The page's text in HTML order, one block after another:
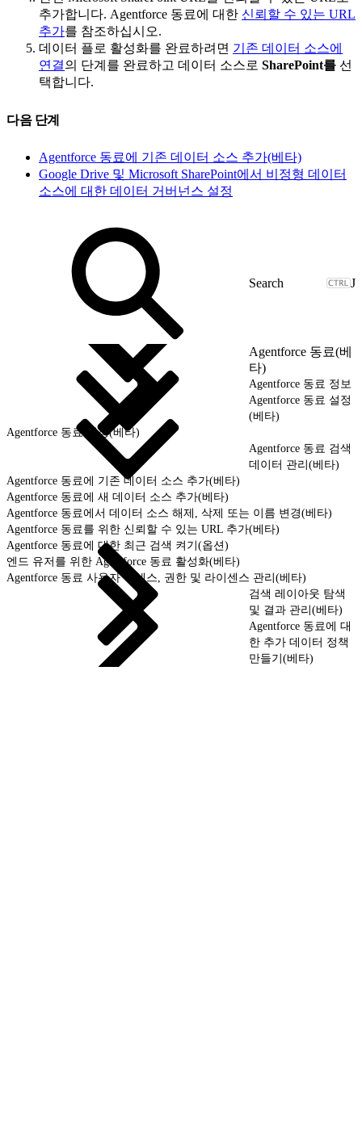
추가합니다. Agentforce 동료에 대한 신뢰할 수 있는 URL
추가를 참조하십시오.
데이터 플로 활성화를 완료하려면 기존 데이터 소스에
연결의 단계를 완료하고 데이터 소스로 SharePoint를 선
택합니다.
다음 단계
Agentforce 동료에 기존 데이터 소스 추가(베타)
Google Drive 및 Microsoft SharePoint에서 비정형 데이터
소스에 대한 데이터 거버넌스 설정
J
Agentforce 동료(베
타)
Agentforce 동료 정보
Agentforce 동료 설정
(베타)
Agentforce 동료 설정(베타)
Agentforce 동료 검색
데이터 관리(베타)
Agentforce 동료에 기존 데이터 소스 추가(베타)
Agentforce 동료에 새 데이터 소스 추가(베타)
Agentforce 동료에서 데이터 소스 해제, 삭제 또는 이름 변경(베타)
Agentforce 동료를 위한 신뢰할 수 있는 URL 추가(베타)
Agentforce 동료에 대한 최근 검색 켜기(옵션)
엔드 유저를 위한 Agentforce 동료 활성화(베타)
Agentforce 동료 사용자 액세스, 권한 및 라이센스 관리(베타)
검색 레이아웃 탐색
및 결과 관리(베타)
Agentforce 동료에 대
한 추가 데이터 정책
만들기(베타)